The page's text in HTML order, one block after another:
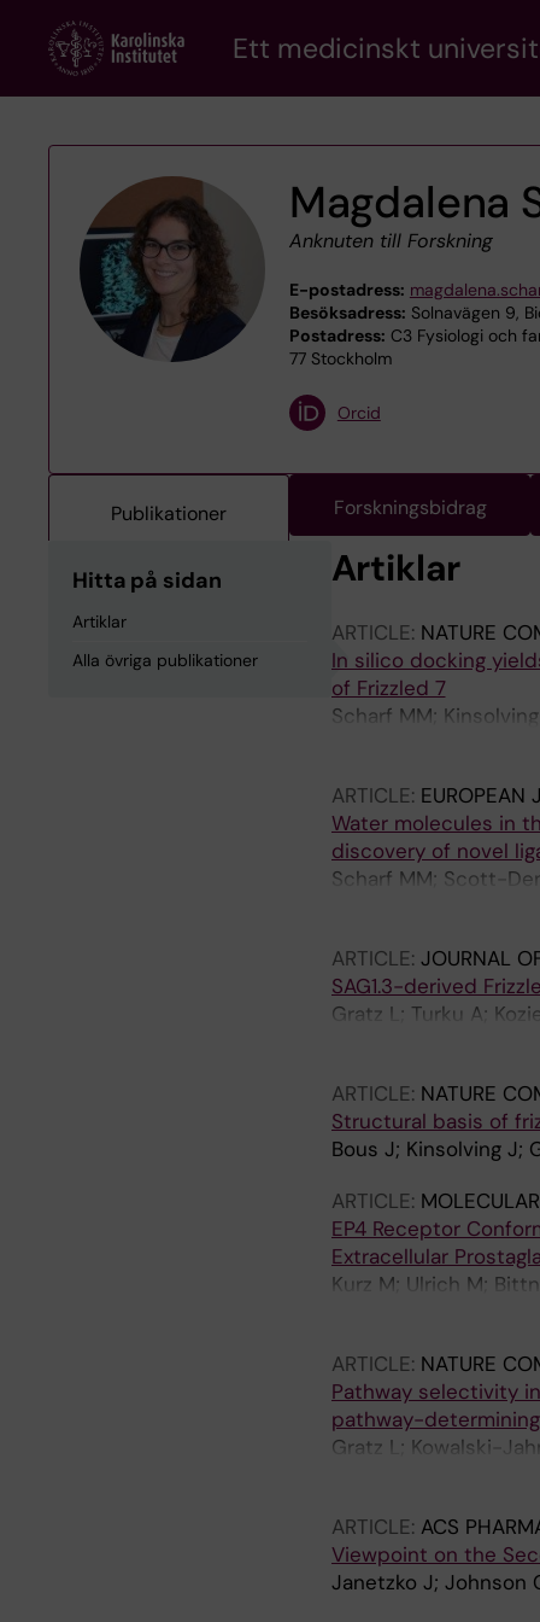
content
Ett medicinskt
Magdalena
Anknuten till Forskning
E-postadress:
Besöksadress: Solnavägen 9,
Postadress: C3 Fysiologi och
77 Stockholm
Orcid
Publikationer Forskningsbidrag
Hitta på sidan
Artiklar
Alla övriga publikationer
Artiklar
ARTICLE: NATURE
In silico docking
of Frizzled 7
Scharf MM;
ARTICLE: EUROPEAN
Water molecules in
discovery of novel
Scharf MM; Scott-
ARTICLE: JOURNAL
SAG1.3-derived
Gratz L; Turku A;
ARTICLE: NATURE
Structural basis of
Bous J; Kinsolving J;
ARTICLE:
EP4 Receptor
Extracellular
Kurz M; Ulrich M;
ARTICLE: NATURE
Pathway selectivity
pathway-
Gratz L; Kowalski-
ARTICLE: ACS
Viewpoint on the
Janetzko J; Johnson